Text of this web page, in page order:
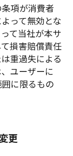
項が消費者
って無効とな
て当社が本サ
損害賠償責任
重過失による
ユーザーに
に限るもの
更